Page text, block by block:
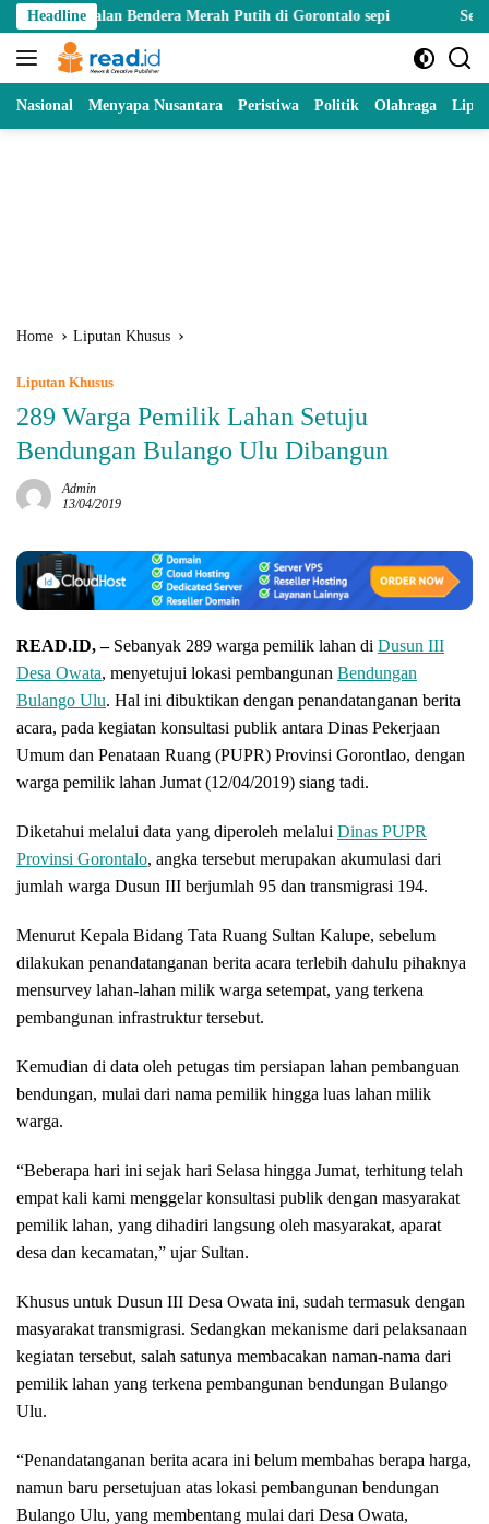
Skip
to
content
Headline
Bendera Merah Putih di Gorontalo sepi Sebanyak 70
Nasional Menyapa Nusantara Peristiwa Politik Olahraga
Home Liputan Khusus
Liputan Khusus
289 Warga Pemilik Lahan Setuju
Bendungan Bulango Ulu Dibangun
Admin
13/04/2019
READ.ID, –Sebanyak 289 warga pemilik lahan di Dusun III
Desa Owata, menyetujui lokasi pembangunan Bendungan
Bulango Ulu. Hal ini dibuktikan dengan penandatanganan berita
acara, pada kegiatan konsultasi publik antara Dinas Pekerjaan
Umum dan Penataan Ruang (PUPR) Provinsi Gorontlao, dengan
warga pemilik lahan Jumat (12/04/2019) siang tadi.
Diketahui melalui data yang diperoleh melalui Dinas PUPR
Provinsi Gorontalo, angka tersebut merupakan akumulasi dari
jumlah warga Dusun III berjumlah 95 dan transmigrasi 194.
Menurut Kepala Bidang Tata Ruang Sultan Kalupe, sebelum
dilakukan penandatanganan berita acara terlebih dahulu pihaknya
mensurvey lahan-lahan milik warga setempat, yang terkena
pembangunan infrastruktur tersebut.
Kemudian di data oleh petugas tim persiapan lahan pembanguan
bendungan, mulai dari nama pemilik hingga luas lahan milik
warga.
“Beberapa hari ini sejak hari Selasa hingga Jumat, terhitung telah
empat kali kami menggelar konsultasi publik dengan masyarakat
pemilik lahan, yang dihadiri langsung oleh masyarakat, aparat
desa dan kecamatan,” ujar Sultan.
Khusus untuk Dusun III Desa Owata ini, sudah termasuk dengan
masyarakat transmigrasi. Sedangkan mekanisme dari pelaksanaan
kegiatan tersebut, salah satunya membacakan naman-nama dari
pemilik lahan yang terkena pembangunan bendungan Bulango
Ulu.
“Penandatanganan berita acara ini belum membahas berapa harga,
namun baru persetujuan atas lokasi pembangunan bendungan
Bulango Ulu, yang membentang mulai dari Desa Owata,